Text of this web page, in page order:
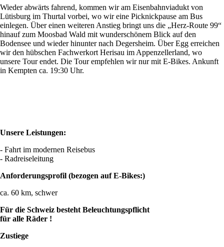
Wieder abwärts fahrend, kommen wir am Eisenbahnviadukt von
Lütisburg im Thurtal vorbei, wo wir eine Picknickpause am Bus
einlegen. Über einen weiteren Anstieg bringt uns die „Herz-Route 99“
hinauf zum Moosbad Wald mit wunderschönem Blick auf den
Bodensee und wieder hinunter nach Degersheim. Über Egg erreichen
wir den hübschen Fachwerkort Herisau im Appenzellerland, wo
unsere Tour endet. Die Tour empfehlen wir nur mit E-Bikes. Ankunft
in Kempten ca. 19:30 Uhr.
Unsere Leistungen:
- Fahrt im modernen Reisebus
- Radreiseleitung
Anforderungsprofil (bezogen auf E-Bikes:)
ca. 60 km, schwer
Für die Schweiz besteht Beleuchtungspflicht
für alle Räder !
Zustiege